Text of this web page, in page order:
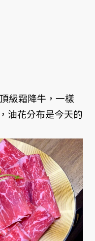
級霜降牛，一樣
油花分布是今天的